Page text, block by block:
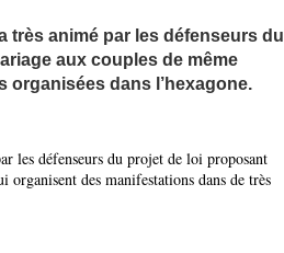
très animé par les défenseurs du
aux couples de même
organisées dans l’hexagone.
les défenseurs du projet de loi proposant
organisent des manifestations dans de très